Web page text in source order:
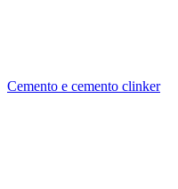
Cemento e cemento clinker